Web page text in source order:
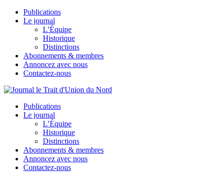
Publications
Le journal
L’Équipe
Historique
Distinctions
Abonnements & membres
Annoncez avec nous
Contactez-nous
Publications
Le journal
L’Équipe
Historique
Distinctions
Abonnements & membres
Annoncez avec nous
Contactez-nous